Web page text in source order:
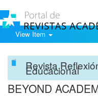
View Item
Revista
Educacional
BEYOND